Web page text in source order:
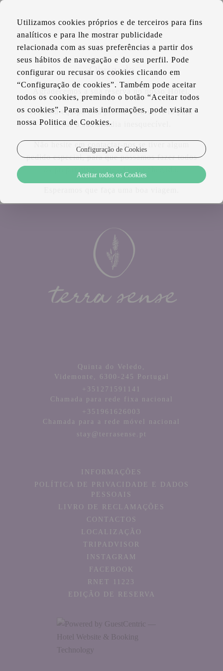
Obrigado
Agradecemos a sua reserva no nosso Hotel.
A nossa equipa está pronta para servi-lo para
tornar a sua estadia inesquecível.
pedido especial, para que possamos fazer todos
Quinta do Veledo,
Videmonte, 6300-245
Portugal
+351271591141
Chamada para rede fixa nacional
+351961626003
Chamada para a rede móvel nacional
stay@terrasense.pt
INFORMAÇÕES
POLÍTICA DE PRIVACIDADE E DADOS
PESSOAIS
LIVRO DE RECLAMAÇÕES
CONTACTOS
LOCALIZAÇÃO
TRIPADVISOR
INSTAGRAM
FACEBOOK
RNET 11223
EDIÇÃO DE RESERVA
Utilizamos cookies próprios e de terceiros para fins
analíticos e para lhe mostrar publicidade
relacionada com as suas preferências a partir dos
seus hábitos de navegação e do seu perfil. Pode
configurar ou recusar os cookies clicando em
“Configuração de cookies”. Também pode aceitar
todos os cookies, premindo o botão “Aceitar todos
os cookies”. Para mais informações, pode visitar a
nossa Politica de Cookies.
Configuração de Cookies
Aceitar todos os Cookies